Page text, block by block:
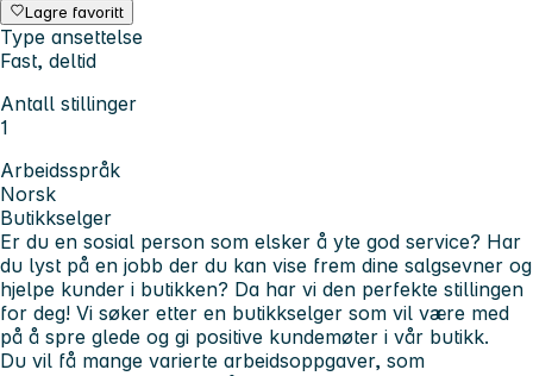
Lagre favoritt
Type ansettelse
Fast, deltid
Antall stillinger
1
Arbeidsspråk
Norsk
Butikkselger
Er du en sosial person som elsker å yte god service? Har
du lyst på en jobb der du kan vise frem dine salgsevner og
hjelpe kunder i butikken? Da har vi den perfekte stillingen
for deg! Vi søker etter en butikkselger som vil være med
på å spre glede og gi positive kundemøter i vår butikk.
Du vil få mange varierte arbeidsoppgaver, som